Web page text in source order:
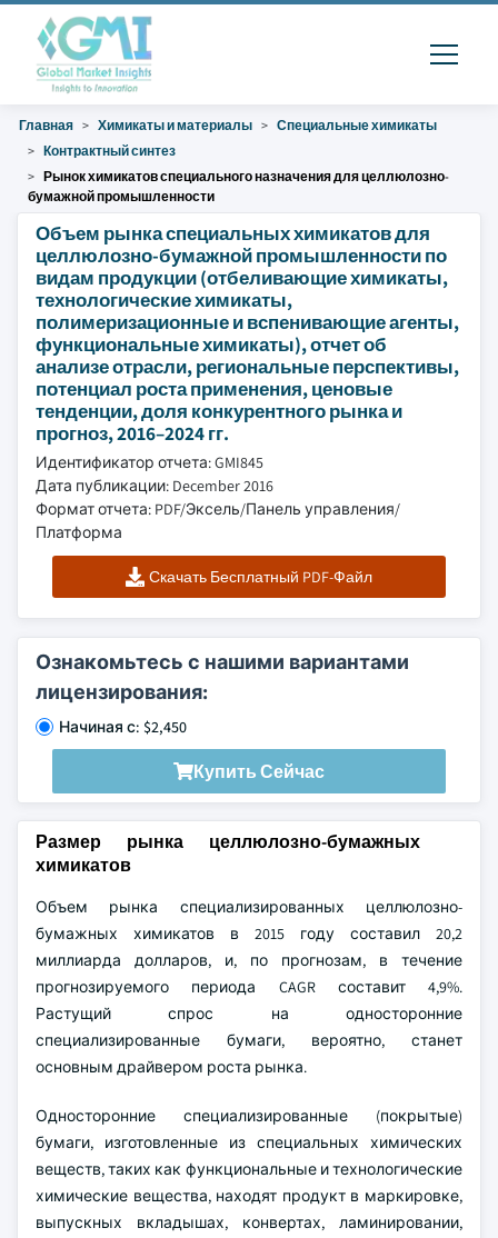
Главная Химикаты и материалы
Специальные химикаты
Контрактный синтез
Рынок химикатов специального назначения для целлюлозно-
бумажной промышленности
Объем рынка специальных химикатов для
целлюлозно-бумажной промышленности по
видам продукции (отбеливающие химикаты,
технологические химикаты,
полимеризационные и вспенивающие агенты,
функциональные химикаты), отчет об
анализе отрасли, региональные перспективы,
потенциал роста применения, ценовые
тенденции, доля конкурентного рынка и
прогноз, 2016–2024 гг.
Идентификатор отчета: GMI845
Дата публикации: December 2016
Формат отчета: PDF/Эксель/Панель управления/
Платформа
Скачать Бесплатный PDF-Файл
Ознакомьтесь с нашими вариантами
лицензирования:
Начиная с: $2,450
Купить Сейчас
Размер рынка целлюлозно-бумажных
химикатов
Объем рынка специализированных целлюлозно-
бумажных химикатов в 2015 году составил 20,2
миллиарда долларов, и, по прогнозам, в течение
прогнозируемого периода CAGR составит 4,9%.
Растущий спрос на односторонние
специализированные бумаги, вероятно, станет
основным драйвером роста рынка.
Односторонние специализированные (покрытые)
бумаги, изготовленные из специальных химических
веществ, таких как функциональные и технологические
химические вещества, находят продукт в маркировке,
выпускных вкладышах, конвертах, ламинировании,